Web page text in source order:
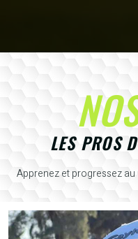
LES PROS
Apprenez et progressez